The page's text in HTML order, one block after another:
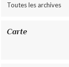
Toutes les archives
Carte